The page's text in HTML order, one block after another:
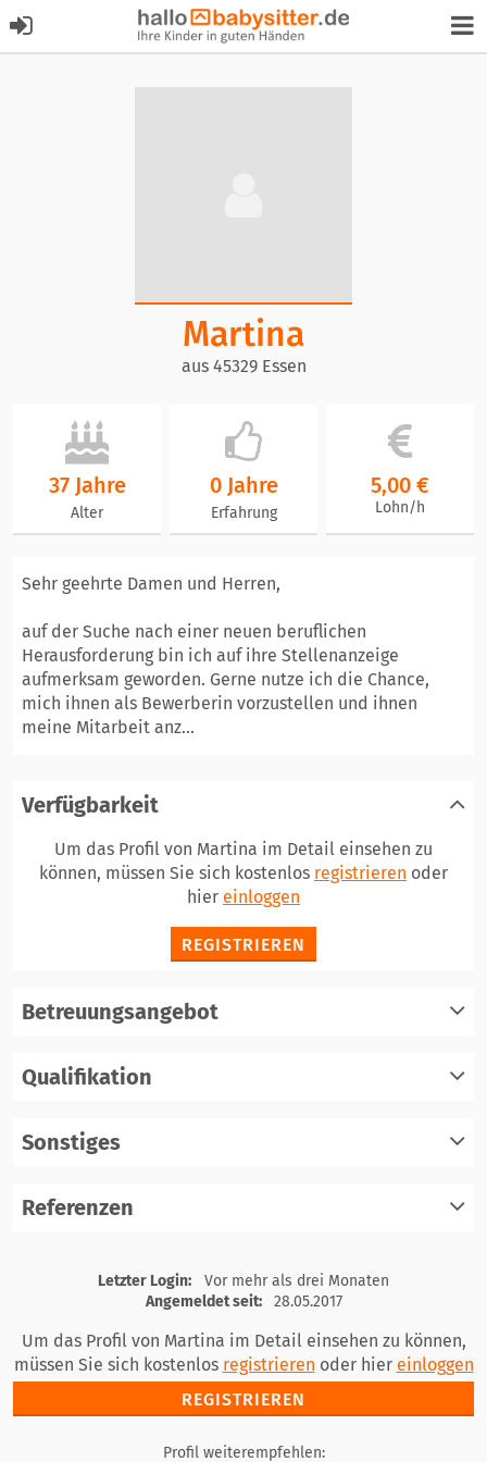
Martina
aus 45329 Essen
37 Jahre
Alter
0 Jahre
Erfahrung
5,00 €
Lohn/h
Sehr geehrte Damen und Herren,
auf der Suche nach einer neuen beruflichen
Herausforderung bin ich auf ihre Stellenanzeige
aufmerksam geworden. Gerne nutze ich die Chance,
mich ihnen als Bewerberin vorzustellen und ihnen
meine Mitarbeit anz...
Verfügbarkeit
Um das Profil von Martina im Detail einsehen zu
können, müssen Sie sich kostenlos registrieren oder
hier einloggen
REGISTRIEREN
Betreuungsangebot
Qualifikation
Sonstiges
Referenzen
registrieren
einloggen
Letzter Login:
Vor mehr als drei Monaten
Angemeldet seit:
28.05.2017
Um das Profil von Martina im Detail einsehen zu können,
müssen Sie sich kostenlos registrieren oder hier einloggen
REGISTRIEREN
Profil weiterempfehlen: